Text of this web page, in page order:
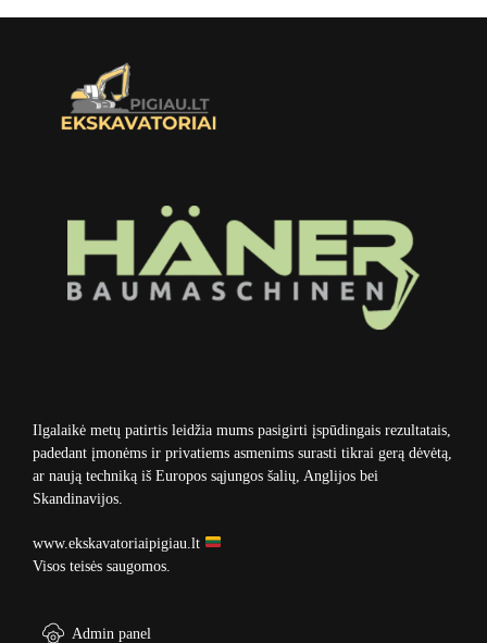
Ilgalaikė metų patirtis leidžia mums pasigirti įspūdingais rezultatais,
padedant įmonėms ir privatiems asmenims surasti tikrai gerą dėvėtą,
ar naują techniką iš Europos sąjungos šalių, Anglijos bei
Skandinavijos.
www.ekskavatoriaipigiau.lt
Visos teisės saugomos.
Admin panel